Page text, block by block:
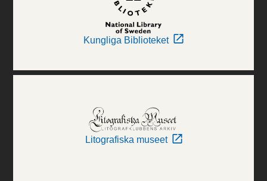
Kungliga Biblioteket
Litografiska museet